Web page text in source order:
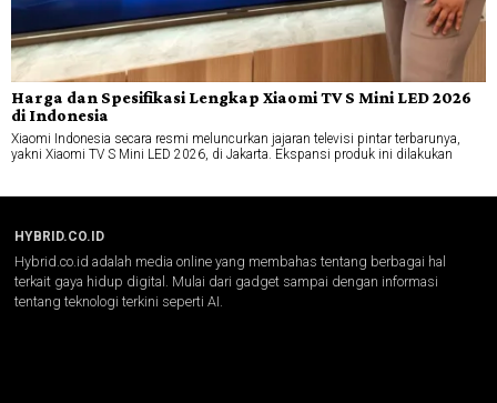
Harga dan Spesifikasi Lengkap Xiaomi TV S Mini LED 2026
di Indonesia
Xiaomi Indonesia secara resmi meluncurkan jajaran televisi pintar terbarunya,
yakni Xiaomi TV S Mini LED 2026, di Jakarta. Ekspansi produk ini dilakukan
HYBRID.CO.ID
Hybrid.co.id adalah media online yang membahas tentang berbagai hal
terkait gaya hidup digital. Mulai dari gadget sampai dengan informasi
tentang teknologi terkini seperti AI.